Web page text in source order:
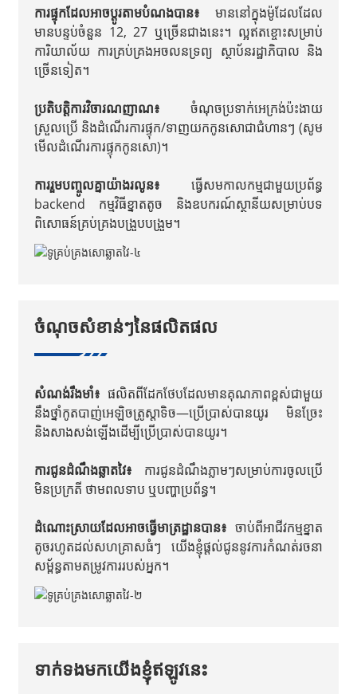
ការផ្ទុកដែលអាចប្ដូរតាមបំណងបាន៖
មាននៅក្នុងម៉ូដែលដែល
មានបន្ទប់ចំនួន 12, 27 ឬច្រើនជាងនេះ។ ល្អឥតខ្ចោះសម្រាប់
ការិយាល័យ ការគ្រប់គ្រងអចលនទ្រព្យ ស្ថាប័នរដ្ឋាភិបាល និង
ច្រើនទៀត។
ប្រតិបត្តិការវិចារណញាណ៖
ចំណុចប្រទាក់អេក្រង់ប៉ះងាយ
ស្រួលប្រើ និងដំណើរការផ្ទុក/ទាញយកកូនសោជាជំហានៗ (សូម
មើលដំណើរការផ្ទុកកូនសោ)។
ការរួមបញ្ចូលគ្នាយ៉ាងរលូន៖
ធ្វើសមកាលកម្មជាមួយប្រព័ន្ធ
backend កម្មវិធីខ្នាតតូច និងឧបករណ៍ស្ថានីយសម្រាប់បទ
ពិសោធន៍គ្រប់គ្រងបង្រួបបង្រួម។
ចំណុចសំខាន់ៗនៃផលិតផល
សំណង់រឹងមាំ៖ ផលិតពីដែកថែបដែលមានគុណភាពខ្ពស់ជាមួយ
នឹងថ្នាំកូតបាញ់អេឡិចត្រូស្តាទិច—ប្រើប្រាស់បានយូរ មិនច្រែះ
និងសាងសង់ឡើងដើម្បីប្រើប្រាស់បានយូរ។
ការជូនដំណឹងឆ្លាតវៃ៖
ការជូនដំណឹងភ្លាមៗសម្រាប់ការចូលប្រើ
មិនប្រក្រតី ថាមពលទាប ឬបញ្ហាប្រព័ន្ធ។
ដំណោះស្រាយដែលអាចធ្វើមាត្រដ្ឋានបាន៖ ចាប់ពីអាជីវកម្មខ្នាត
តូចរហូតដល់សហគ្រាសធំៗ យើងខ្ញុំផ្តល់ជូននូវការកំណត់រចនា
សម្ព័ន្ធតាមតម្រូវការរបស់អ្នក។
ទាក់ទងមកយើងខ្ញុំឥឡូវនេះ